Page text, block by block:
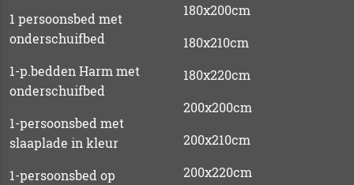
1 persoonsbed met
onderschuifbed
1-p.bedden Harm met
onderschuifbed
1-persoonsbed met
slaaplade in kleur
1-persoonsbed op
180x200cm
180x210cm
180x220cm
200x200cm
200x210cm
200x220cm